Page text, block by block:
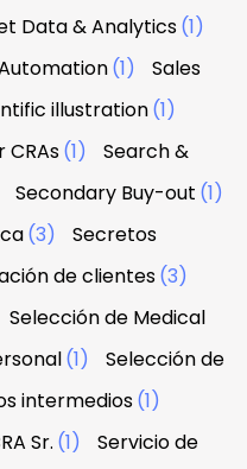
Data & Analytics(1)
(1)
Sales
illustration(1)
(1)
Search &
Secondary Buy-out (1)
(3)
Secretos
de clientes(3)
Selección de Medical
(1)
Selección de
intermedios(1)
Sr. (1)
Servicio de